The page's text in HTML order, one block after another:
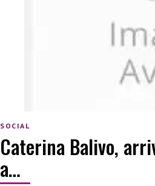
SOCIAL
Caterina Balivo,
a…